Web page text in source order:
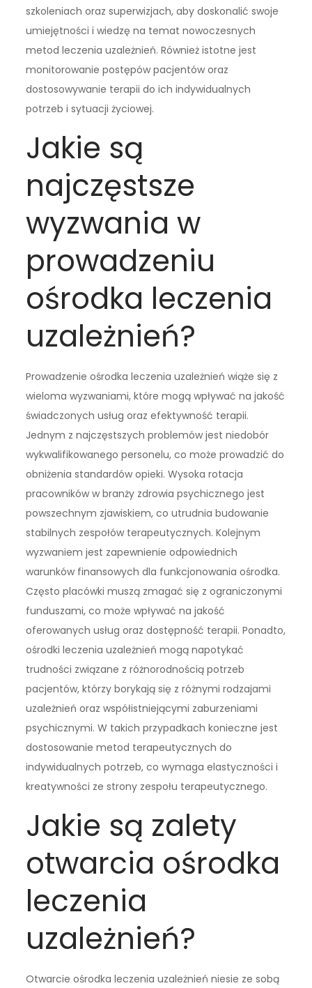
szkoleniach oraz superwizjach, aby doskonalić swoje
umiejętności i wiedzę na temat nowoczesnych
metod leczenia uzależnień. Również istotne jest
monitorowanie postępów pacjentów oraz
dostosowywanie terapii do ich indywidualnych
potrzeb i sytuacji życiowej.
Jakie są
najczęstsze
wyzwania w
prowadzeniu
ośrodka leczenia
uzależnień?
Prowadzenie ośrodka leczenia uzależnień wiąże się z
wieloma wyzwaniami, które mogą wpływać na jakość
świadczonych usług oraz efektywność terapii.
Jednym z najczęstszych problemów jest niedobór
wykwalifikowanego personelu, co może prowadzić do
obniżenia standardów opieki. Wysoka rotacja
pracowników w branży zdrowia psychicznego jest
powszechnym zjawiskiem, co utrudnia budowanie
stabilnych zespołów terapeutycznych. Kolejnym
wyzwaniem jest zapewnienie odpowiednich
warunków finansowych dla funkcjonowania ośrodka.
Często placówki muszą zmagać się z ograniczonymi
funduszami, co może wpływać na jakość
oferowanych usług oraz dostępność terapii. Ponadto,
ośrodki leczenia uzależnień mogą napotykać
trudności związane z różnorodnością potrzeb
pacjentów, którzy borykają się z różnymi rodzajami
uzależnień oraz współistniejącymi zaburzeniami
psychicznymi. W takich przypadkach konieczne jest
dostosowanie metod terapeutycznych do
indywidualnych potrzeb, co wymaga elastyczności i
kreatywności ze strony zespołu terapeutycznego.
Jakie są zalety
otwarcia ośrodka
leczenia
uzależnień?
Otwarcie ośrodka leczenia uzależnień niesie ze sobą